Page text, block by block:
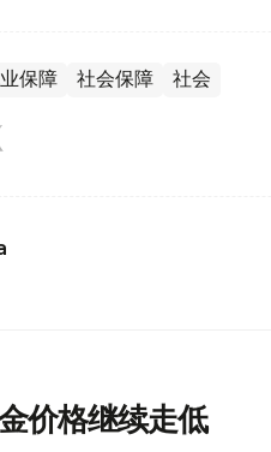
保障 社会保障 社会
价格继续走低